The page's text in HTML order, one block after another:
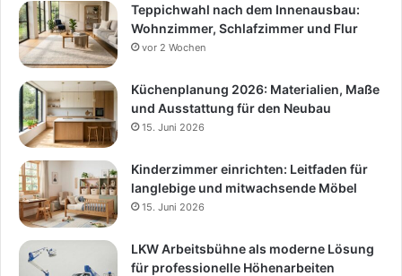
Teppichwahl nach dem Innenausbau:
Wohnzimmer, Schlafzimmer und Flur
vor 2 Wochen
Küchenplanung 2026: Materialien, Maße
und Ausstattung für den Neubau
15. Juni 2026
Kinderzimmer einrichten: Leitfaden für
langlebige und mitwachsende Möbel
15. Juni 2026
LKW Arbeitsbühne als moderne Lösung
für professionelle Höhenarbeiten